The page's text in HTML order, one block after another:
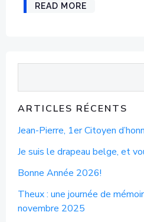
READ MORE
ARTICLES RÉCENTS
Jean-Pierre, 1er Citoyen
Je suis le drapeau belge, et
Bonne Année 2026!
Theux : une journée de
novembre 2025